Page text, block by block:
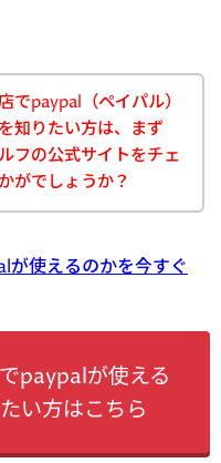
でpaypal（ペイパル）
知りたい方は、まず
フの公式サイトをチェ
がでしょうか？
が使えるのかを今すぐ
paypalが使える
い方はこちら